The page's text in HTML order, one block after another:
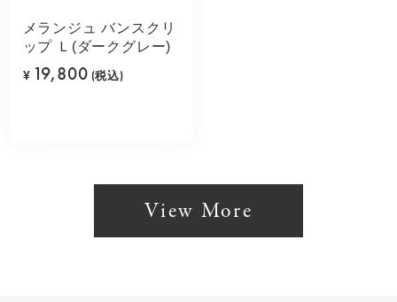
メランジュ バンスクリ
ップ Ｌ(ダークグレー)
¥ 19,800 (税込)
View More